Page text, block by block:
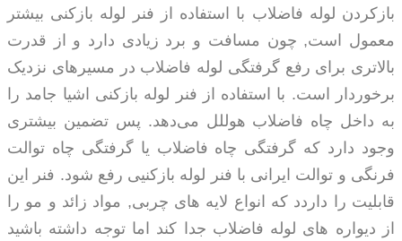
بازکردن لوله فاضلاب با استفاده از فنر لوله بازکنی بیشتر
معمول است, چون مسافت و برد زیادی دارد و از قدرت
بالاتری برای رفع گرفتگی لوله فاضلاب در مسیرهای نزدیک
برخوردار است. با استفاده از فنر لوله بازکنی اشیا جامد را
به داخل چاه فاضلاب هوللل می‌دهد. پس تضمین بیشتری
وجود دارد که گرفتگی چاه فاضلاب یا گرفتگی چاه توالت
فرنگی و توالت ایرانی با فنر لوله بازکنیی رفع شود. فنر این
قابلیت را داردد که انواع لایه های چربی, مواد زائد و مو را
از دیواره های لوله فاضلاب جدا کند اما توجه داشته باشید